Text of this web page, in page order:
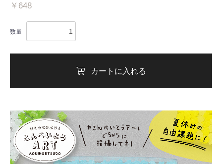
￥648
数量
カートに入れる